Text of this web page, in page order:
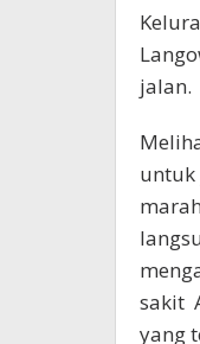
jalan.
sakit
yang